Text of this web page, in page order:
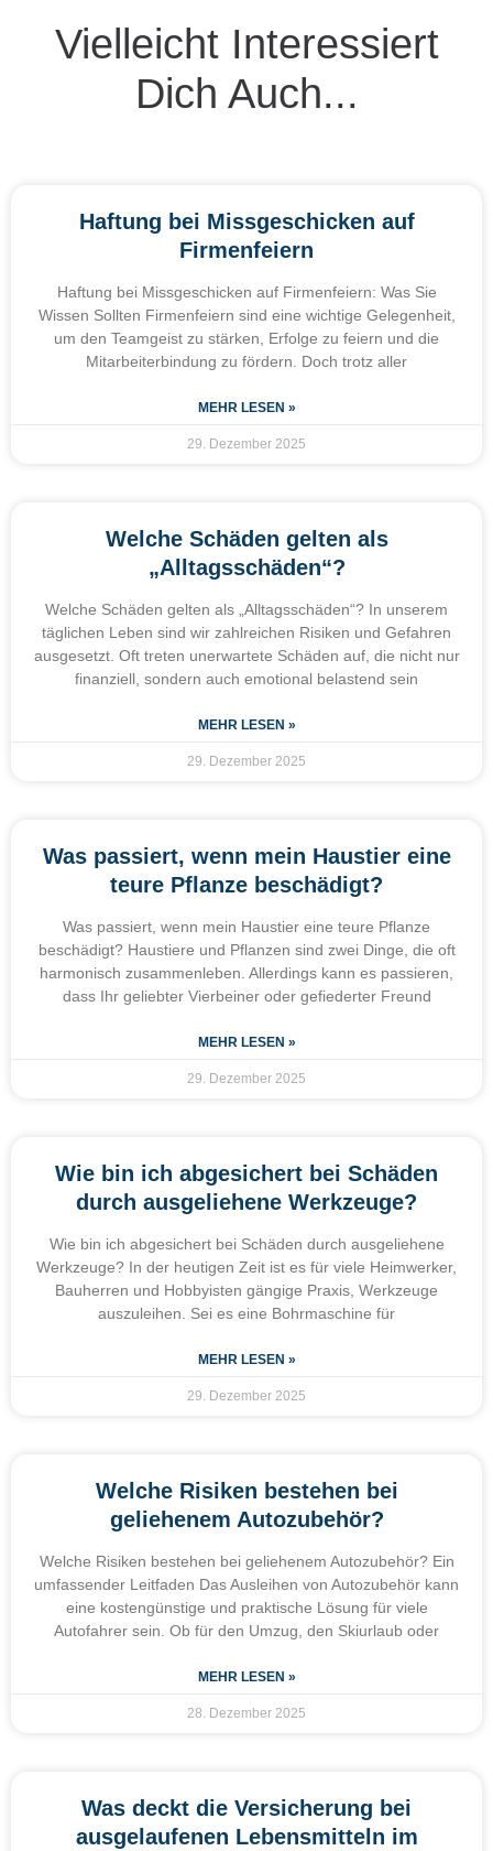
Vielleicht Interessiert
Dich Auch...
Haftung bei Missgeschicken auf
Firmenfeiern
Haftung bei Missgeschicken auf Firmenfeiern: Was Sie
Wissen Sollten Firmenfeiern sind eine wichtige Gelegenheit,
um den Teamgeist zu stärken, Erfolge zu feiern und die
Mitarbeiterbindung zu fördern. Doch trotz aller
MEHR LESEN »
29. Dezember 2025
Welche Schäden gelten als
„Alltagsschäden“?
Welche Schäden gelten als „Alltagsschäden“? In unserem
täglichen Leben sind wir zahlreichen Risiken und Gefahren
ausgesetzt. Oft treten unerwartete Schäden auf, die nicht nur
finanziell, sondern auch emotional belastend sein
MEHR LESEN »
29. Dezember 2025
Was passiert, wenn mein Haustier eine
teure Pflanze beschädigt?
Was passiert, wenn mein Haustier eine teure Pflanze
beschädigt? Haustiere und Pflanzen sind zwei Dinge, die oft
harmonisch zusammenleben. Allerdings kann es passieren,
dass Ihr geliebter Vierbeiner oder gefiederter Freund
MEHR LESEN »
29. Dezember 2025
Wie bin ich abgesichert bei Schäden
durch ausgeliehene Werkzeuge?
Wie bin ich abgesichert bei Schäden durch ausgeliehene
Werkzeuge? In der heutigen Zeit ist es für viele Heimwerker,
Bauherren und Hobbyisten gängige Praxis, Werkzeuge
auszuleihen. Sei es eine Bohrmaschine für
MEHR LESEN »
29. Dezember 2025
Welche Risiken bestehen bei
geliehenem Autozubehör?
Welche Risiken bestehen bei geliehenem Autozubehör? Ein
umfassender Leitfaden Das Ausleihen von Autozubehör kann
eine kostengünstige und praktische Lösung für viele
Autofahrer sein. Ob für den Umzug, den Skiurlaub oder
MEHR LESEN »
28. Dezember 2025
Was deckt die Versicherung bei
ausgelaufenen Lebensmitteln im